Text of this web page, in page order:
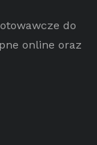
do
online oraz